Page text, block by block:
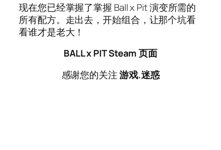
现在您已经掌握了掌握 Ball x Pit 演变所需的
所有配方。走出去，开始组合，让那个坑看
看谁才是老大！
BALL x PIT Steam 页面
感谢您的关注游戏.迷惑